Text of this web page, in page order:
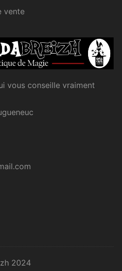
vente
vous conseille vraiment
2024